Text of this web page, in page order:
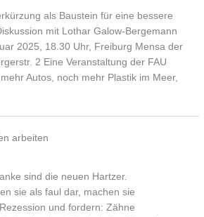
als Baustein für eine bessere
mit Lothar Galow-Bergemann
2025, 18.30 Uhr, Freiburg Mensa der
2 Eine Veranstaltung der FAU
Autos, noch mehr Plastik im Meer,
arbeiten
sind die neuen Hartzer.
sie als faul dar, machen sie
und fordern: Zähne